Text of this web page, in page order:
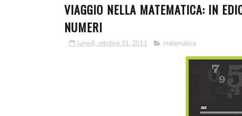
VIAGGIO NELLA MATEMATICA: IN
NUMERI
lunedì, ottobre 31, 2011 matematica